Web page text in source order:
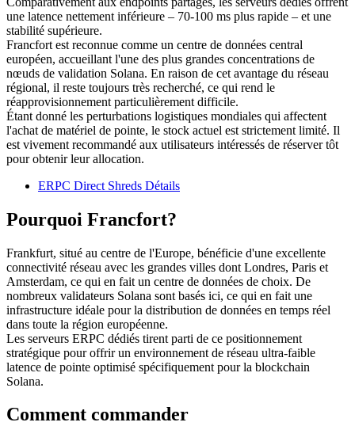
une latence nettement inférieure – 70-100 ms plus rapide – et une
stabilité supérieure.
Francfort est reconnue comme un centre de données central
européen, accueillant l'une des plus grandes concentrations de
nœuds de validation Solana. En raison de cet avantage du réseau
régional, il reste toujours très recherché, ce qui rend le
réapprovisionnement particulièrement difficile.
Étant donné les perturbations logistiques mondiales qui affectent
l'achat de matériel de pointe, le stock actuel est strictement limité. Il
est vivement recommandé aux utilisateurs intéressés de réserver tôt
pour obtenir leur allocation.
ERPC Direct Shreds Détails
Pourquoi Francfort?
Frankfurt, situé au centre de l'Europe, bénéficie d'une excellente
connectivité réseau avec les grandes villes dont Londres, Paris et
Amsterdam, ce qui en fait un centre de données de choix. De
nombreux validateurs Solana sont basés ici, ce qui en fait une
infrastructure idéale pour la distribution de données en temps réel
dans toute la région européenne.
Les serveurs ERPC dédiés tirent parti de ce positionnement
stratégique pour offrir un environnement de réseau ultra-faible
latence de pointe optimisé spécifiquement pour la blockchain
Solana.
Comment commander